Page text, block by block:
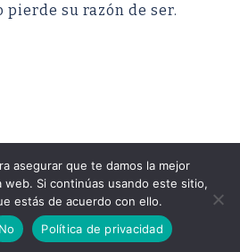
pierde su razón de ser.
Yo si que creo.. Funciona
aSydney
asegurar que te damos la mejor
Si continúas usando este sitio,
estás de acuerdo con ello.
No Política de privacidad